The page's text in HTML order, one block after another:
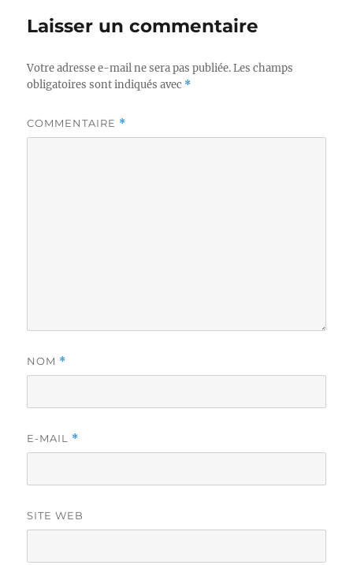
Laisser un commentaire
Votre adresse e-mail ne sera pas publiée. Les champs
obligatoires sont indiqués avec *
COMMENTAIRE *
NOM *
E-MAIL *
SITE WEB